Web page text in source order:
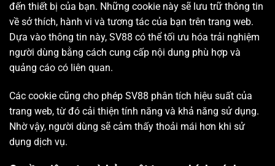
đến thiết bị của bạn. Những cookie này sẽ lưu trữ thông tin
về sở thích, hành vi và tương tác của bạn trên trang web.
Dựa vào thông tin này, SV88 có thể tối ưu hóa trải nghiệm
người dùng bằng cách cung cấp nội dung phù hợp và
quảng cáo có liên quan.
Các cookie cũng cho phép SV88 phân tích hiệu suất của
trang web, từ đó cải thiện tính năng và khả năng sử dụng.
Nhờ vậy, người dùng sẽ cảm thấy thoải mái hơn khi sử
dụng dịch vụ.